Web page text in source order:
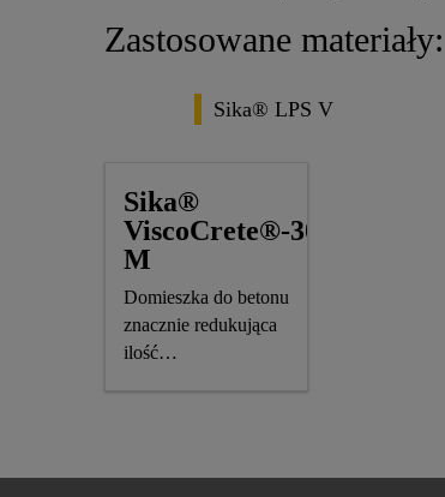
Zastosowane materiały:
Sika® LPS V
Sika®
ViscoCrete®-3088
M
Domieszka do betonu
znacznie redukująca
ilość